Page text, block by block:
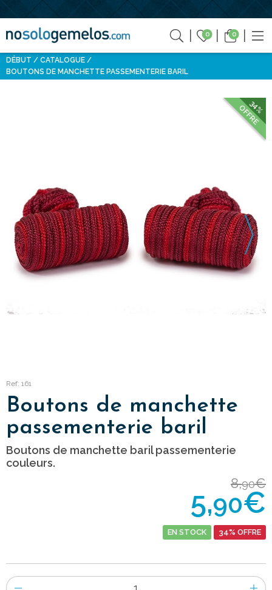
0 0
DÉBUT
CATALOGUE
BOUTONS DE MANCHETTE PASSEMENTERIE BARIL
34%
OFFRE
Ref: 161
Boutons de manchette
passementerie baril
Boutons de manchette baril passementerie
couleurs.
8,90€
5,90€
EN STOCK 34% OFFRE
Nombre